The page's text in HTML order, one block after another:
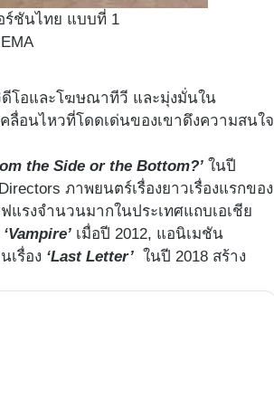
ร์ชันไทย แบบที่ 1
ดีโอและโฆษณาทีวี และมุ่งมั่นใน
ลื่อนไหวที่โดดเด่นของเขาดึงความสนใจ
the Side or the Bottom?’ ในปี
ภาพยนตร์เรื่องยาวเรื่องแรกของ
รงจำนวนมากในประเทศแถบเอเชีย
‘Vampire’ เมื่อปี 2012, แอนิเมชัน
เรื่อง ‘Last Letter’ ในปี 2018 สร้าง